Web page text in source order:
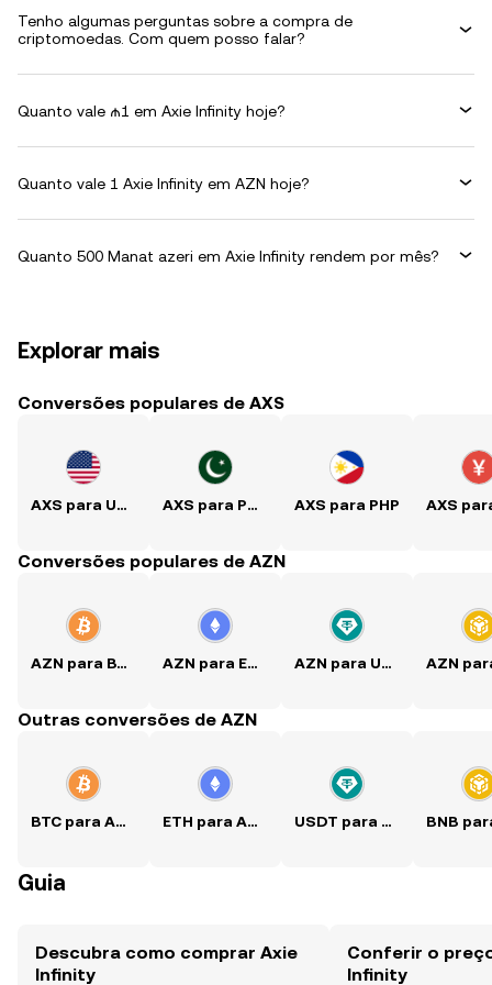
Tenho algumas perguntas sobre a compra de
criptomoedas. Com quem posso falar?
Quanto vale ₼1 em Axie Infinity hoje?
Quanto vale 1 Axie Infinity em AZN hoje?
Quanto 500 Manat azeri em Axie Infinity rendem por mês?
Explorar mais
Conversões populares de AXS
AXS para USD AXS para PKR AXS para PHP
Conversões populares de AZN
AZN para BTC AZN para ETH AZN para USDT
Outras conversões de AZN
BTC para AZN ETH para AZN USDT para AZN
Guia
Descubra como comprar Axie
Infinity
Conferir o
Infinity